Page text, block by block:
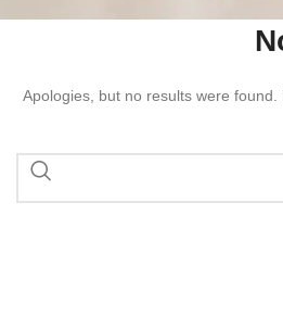
Apologies, but no results were